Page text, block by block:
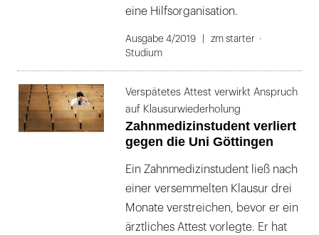
eine Hilfsorganisation.
Ausgabe 4/2019
zm starter
Studium
Verspätetes Attest verwirkt Anspruch
auf Klausurwiederholung
Zahnmedizinstudent verliert
gegen die Uni Göttingen
Ein Zahnmedizinstudent ließ nach
einer versemmelten Klausur drei
Monate verstreichen, bevor er ein
ärztliches Attest vorlegte. Er hat